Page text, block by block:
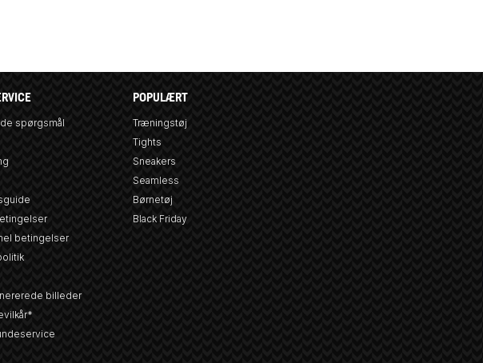
spørgsmål
betingelser
billeder
POPULÆRT
Træningstøj
Tights
Sneakers
Seamless
Børnetøj
Black Friday